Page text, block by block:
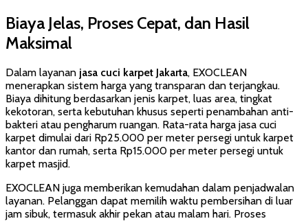
Biaya Jelas, Proses Cepat, dan Hasil
Maksimal
Dalam layanan jasa cuci karpet Jakarta, EXOCLEAN
menerapkan sistem harga yang transparan dan terjangkau.
Biaya dihitung berdasarkan jenis karpet, luas area, tingkat
kekotoran, serta kebutuhan khusus seperti penambahan anti-
bakteri atau pengharum ruangan. Rata-rata harga jasa cuci
karpet dimulai dari Rp25.000 per meter persegi untuk karpet
kantor dan rumah, serta Rp15.000 per meter persegi untuk
karpet masjid.
EXOCLEAN juga memberikan kemudahan dalam penjadwalan
layanan. Pelanggan dapat memilih waktu pembersihan di luar
jam sibuk, termasuk akhir pekan atau malam hari. Proses